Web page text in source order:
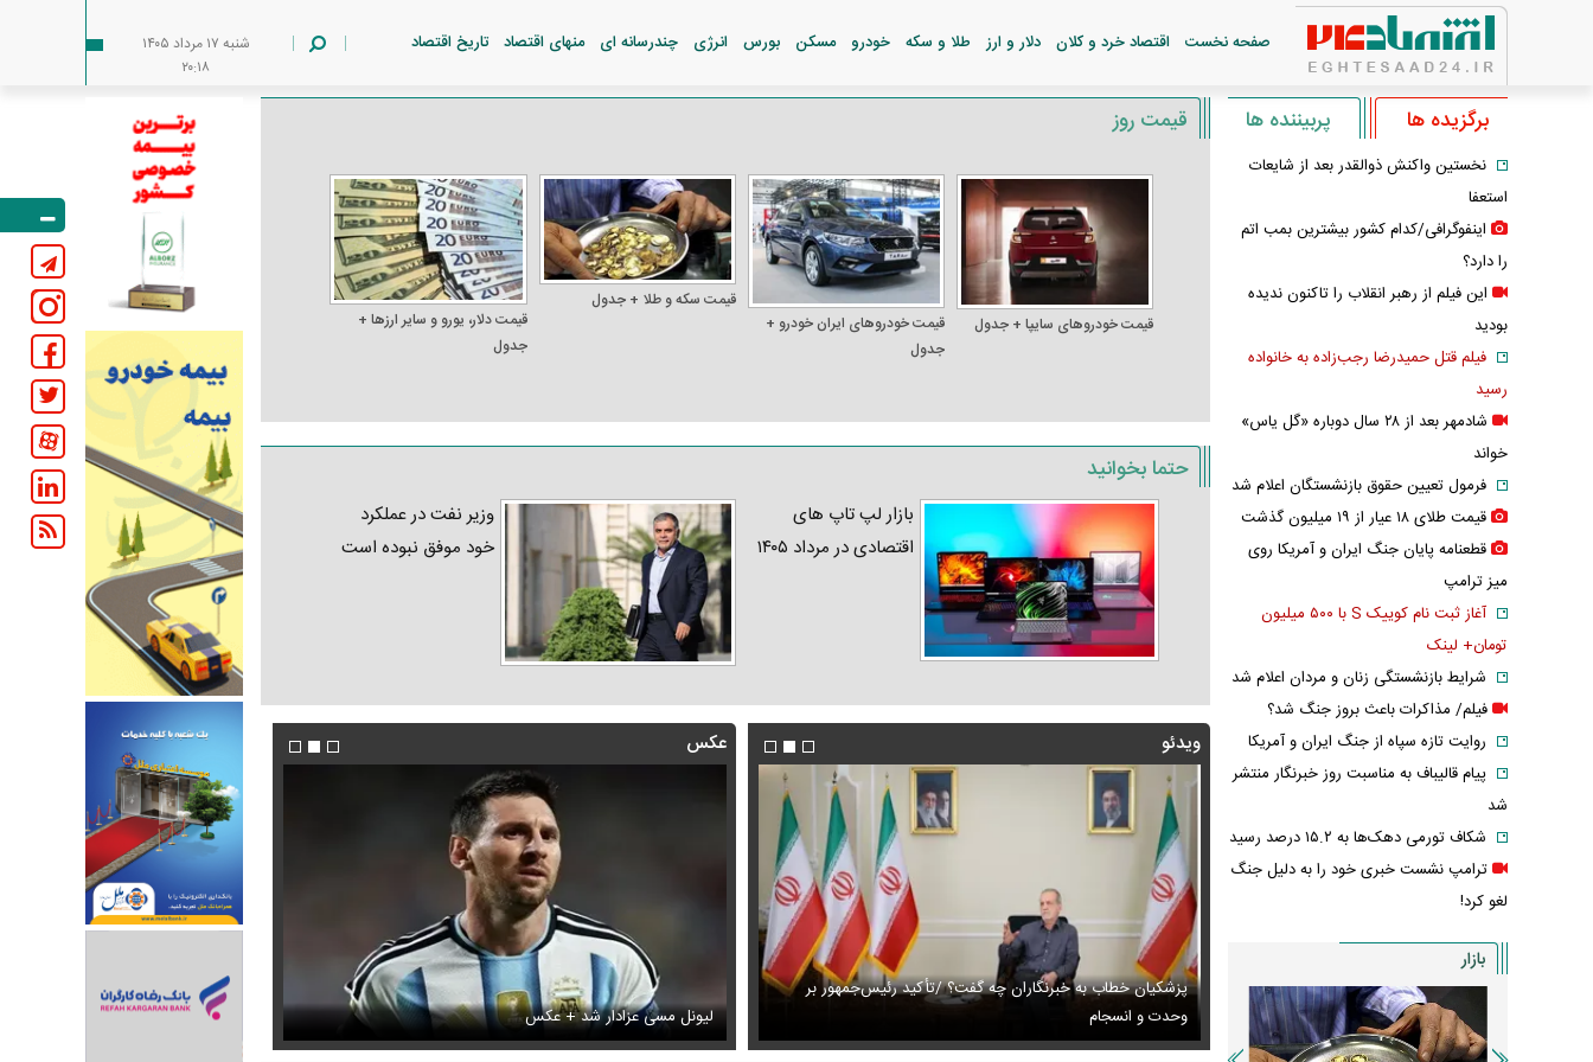
صفحه نخست اقتصاد خرد و کلان دلار و ارز طلا و سکه خودرو مسکن بورس انرژی چندرسانه ای منهای اقتصاد تاریخ اقتصاد
شنبه ۱۷ مرداد ۱۴۰۵
۲۰:۱۸
قیمت روز
قیمت خودرو‌های سایپا + جدول
قیمت خودرو‌های ایران خودرو +
جدول
قیمت سکه و طلا + جدول
قیمت دلار، یورو و سایر ارز‌ها +
جدول
حتما بخوانید
بازار لپ‌ تاپ‌ های
اقتصادی در مرداد ۱۴۰۵
وزیر نفت در عملکرد
خود موفق نبوده است
ویدئو
تجمعات شبانه تعیین تکلیف شد
پزشکیان خطاب به خبرنگاران چه گفت؟ /تأکید رئیس‌جمهور بر
وحدت و انسجام
این فیلم از رهبر انقلاب را تاکنون ندیده بودید / انتشار برای نخستین
فیلم / ادامه تجمعات شبانه تعیین تکلیف شد
عکس
شهباز شریف خبرساز شد عکس / عاشقانه‌های دختران پیمان قاسم خانی لیونل مسی عزادار شد + عکس جوراب‌های شهباز شریف خبرساز شد
برگزیده ها پربیننده ها
نخستین واکنش ذوالقدر بعد از شایعات
استعفا
اینفوگرافی/کدام کشور بیشترین بمب اتم
را دارد؟
این فیلم از رهبر انقلاب را تاکنون ندیده
بودید
فیلم قتل حمیدرضا رجب‌زاده به خانواده
رسید
شادمهر بعد از ۲۸ سال دوباره «گل یاس»
خواند
فرمول تعیین حقوق بازنشستگان اعلام شد
قیمت طلای ۱۸ عیار از ۱۹ میلیون گذشت
قطعنامه پایان جنگ ایران و آمریکا روی
میز ترامپ
آغاز ثبت نام کوییک S با ۵۰۰ میلیون
تومان+ لینک
شرایط بازنشستگی زنان و مردان اعلام شد
فیلم/ مذاکرات باعث بروز جنگ شد؟
روایت تازه سپاه از جنگ ایران و آمریکا
پیام قالیباف به مناسبت روز خبرنگار منتشر
شد
شکاف تورمی دهک‌ها به ۱۵.۲ درصد رسید
ترامپ نشست خبری خود را به دلیل جنگ
لغو کرد!
بازار